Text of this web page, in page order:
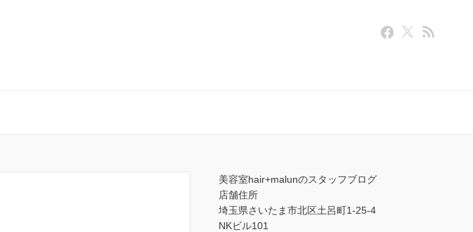
美容室hair+malunのスタッフブログ
店舗住所
埼玉県さいたま市北区土呂町1-25-4
NKビル101